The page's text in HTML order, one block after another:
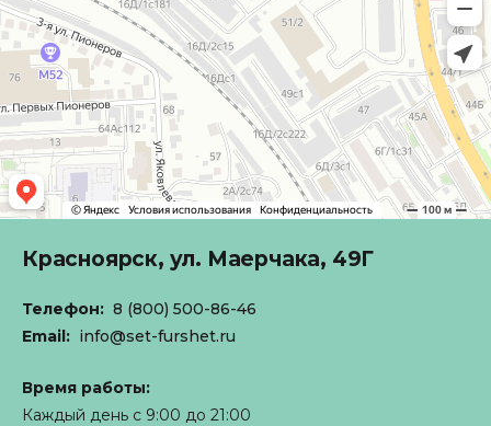
Красноярск, ул. Маерчака, 49Г
Телефон: 8 (800) 500-86-46
Email: info@set-furshet.ru
Время работы:
Каждый день с 9:00 до 21:00